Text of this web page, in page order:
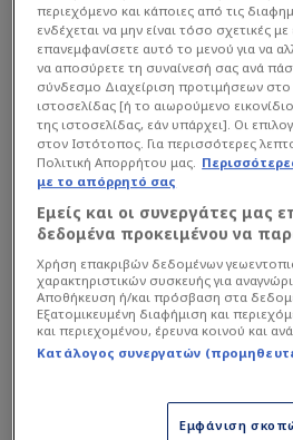
Γνωστός
και οπαδός
10:35 COSMOTE SPORT 5
Γαλλίας (Warm Up)
περιεχόμενο και κάποιες από τις
ενδέχεται να μην είναι τόσο σχετικές
επανεμφανίσετε αυτό το μενού για να
να αποσύρετε τη συναίνεσή σας ανά
σύνδεσμο Διαχείριση προτιμήσεων
ιστοσελίδας [ή το αιωρούμενο
της ιστοσελίδας, εάν υπάρχει]. Οι
στον Ιστότοπος. Για περισσότερες
Πολιτική Απορρήτου μας.
με το απόρρητό σας
Εμείς και οι συνεργάτες μας
δεδομένα προκειμένου να
Χρήση επακριβών δεδομένων
χαρακτηριστικών συσκευής για
Αποθήκευση ή/και πρόσβαση στα
Εξατομικευμένη διαφήμιση και
και περιεχομένου, έρευνα κοινού και
Κατάλογος συνεργατών
Εμφάνιση